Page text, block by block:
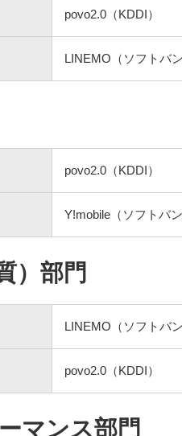
povo2.0（KDDI）
LINEMO（ソフトバ
povo2.0（KDDI）
Y!mobile（ソフトバ
）部門
LINEMO（ソフトバ
povo2.0（KDDI）
マンス部門